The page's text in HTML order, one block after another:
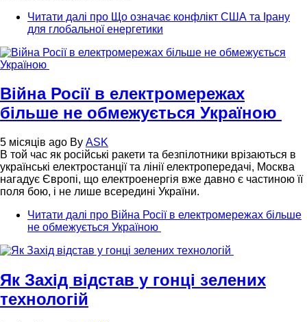
Читати далі про Що означає конфлікт США та Ірану
для глобальної енергетики
Війна Росії в електромережах
більше не обмежується Україною
5 місяців ago By ASK
В той час як російські ракети та безпілотники врізаються в
українські електростанції та лінії електропередачі, Москва
нагадує Європі, що електроенергія вже давно є частиною її
поля бою, і не лише всередині України.
Читати далі про Війна Росії в електромережах більше
не обмежується Україною
Як Захід відстав у гонці зелених
технологій